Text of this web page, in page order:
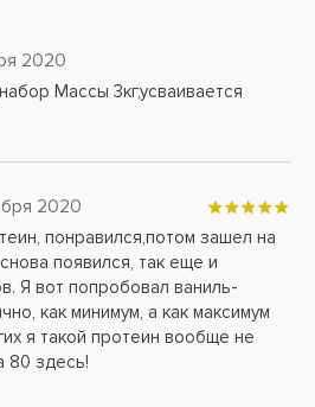
2020
Массы 3кг,усваивается
2020
понравился,потом зашел на
появился, так еще и
Я вот попробовал ваниль-
как минимум, а как максимум
я такой протеин вообще не
80 здесь!